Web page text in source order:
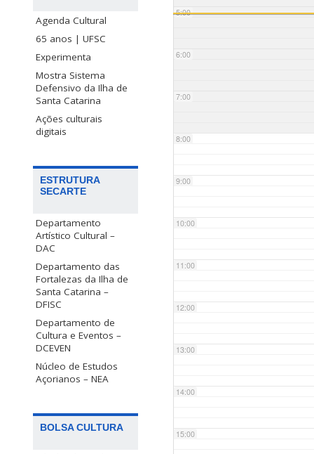
Agenda Cultural
65 anos | UFSC
Experimenta
Mostra Sistema
Defensivo da Ilha de
Santa Catarina
Ações culturais
digitais
ESTRUTURA
SECARTE
Departamento
Artístico Cultural –
DAC
Departamento das
Fortalezas da Ilha de
Santa Catarina –
DFISC
Departamento de
Cultura e Eventos –
DCEVEN
Núcleo de Estudos
Açorianos – NEA
BOLSA CULTURA
5:00
6:00
7:00
8:00
9:00
10:00
11:00
12:00
13:00
14:00
15:00